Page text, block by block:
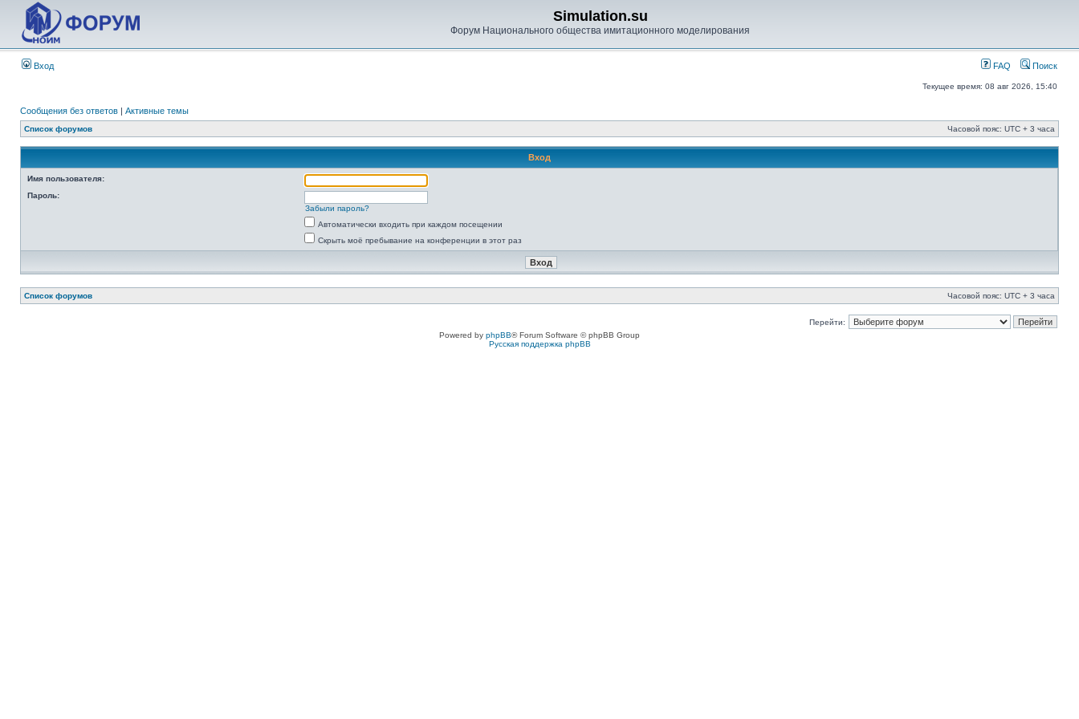
Simulation.su
Форум Национального общества имитационного моделирования
Вход FAQ Поиск
Текущее время: 08 авг 2026, 15:40
Сообщения без ответов | Активные темы
Список форумов Часовой пояс: UTC + 3 часа
Вход
Имя пользователя:
Пароль:
Забыли пароль?
Автоматически входить при каждом посещении
Скрыть моё пребывание на конференции в этот раз
Список форумов Часовой пояс: UTC + 3 часа
Перейти:
Powered by phpBB® Forum Software © phpBB Group
Русская поддержка phpBB